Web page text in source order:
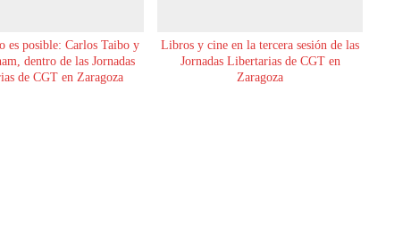
es posible: Carlos Taibo y
dentro de las Jornadas
de CGT en Zaragoza
Libros y cine en la tercera sesión de las
Jornadas Libertarias de CGT en
Zaragoza